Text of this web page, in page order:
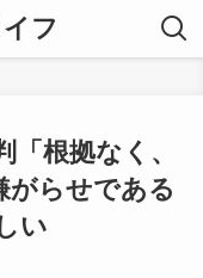
フ
「根拠なく、
らせである
い